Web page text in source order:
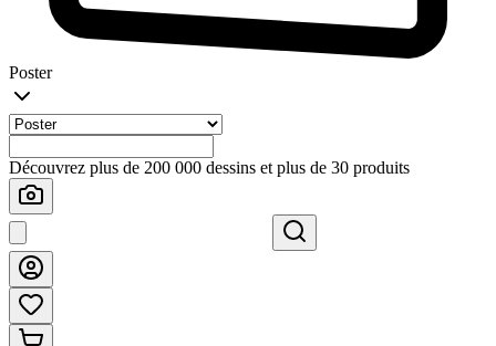
Poster
Découvrez plus de 200 000 dessins et plus de 30 produits